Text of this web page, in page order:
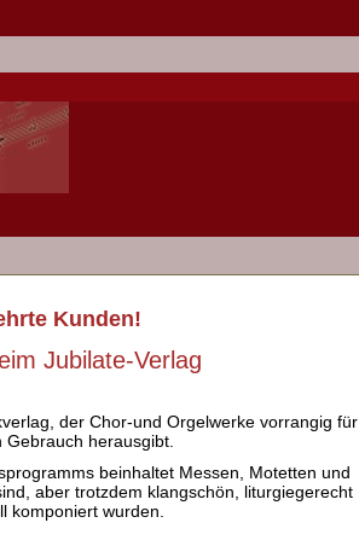
Kunden!
Jubilate-Verlag
der Chor-und Orgelwerke vorrangig für
Gebrauch herausgibt.
beinhaltet Messen, Motetten und
aber trotzdem klangschön, liturgiegerecht
komponiert wurden.